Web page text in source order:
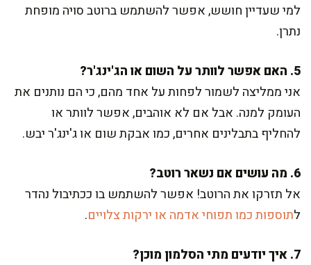
למי שעדיין חושש, אפשר להשתמש ברוטב סויה מופחת
נתרן.
5. האם אפשר לוותר על השום או הג'ינג'ר?
אני ממליצה לשמור לפחות על אחד מהם, כי הם נותנים את
העומק למנה. אבל אם לא אוהבים, אפשר לוותר או
להחליף בתבלינים אחרים, כמו אבקת שום או ג'ינג'ר יבש.
6. מה עושים אם נשאר רוטב?
אל תזרקו את הרוטב! אפשר להשתמש בו ככתיבול נהדר
לתוספות כמו תפוחי אדמה או ירקות צלויים.
7. איך יודעים מתי הסלמון מוכן?